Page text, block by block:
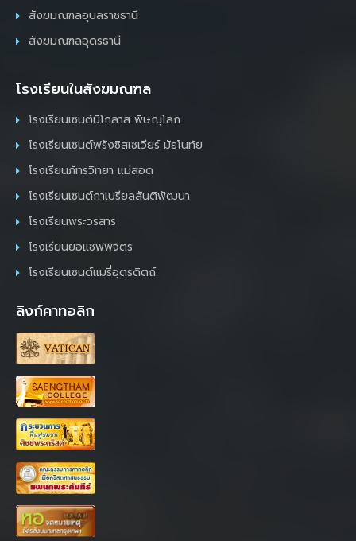
สังฆมณฑลอุบลราชธานี
สังฆมณฑลอุดรธานี
โรงเรียนในสังฆมณฑล
โรงเรียนเซนต์นิโกลาส พิษณุโลก
โรงเรียนเซนต์ฟรังซิสเซเวียร์ มัธโนทัย
โรงเรียนภัทรวิทยา แม่สอด
โรงเรียนเซนต์กาเบรียลสันติพัฒนา
โรงเรียนพระวรสาร
โรงเรียนยอแซฟพิจิตร
โรงเรียนเซนต์แมรี่อุตรดิตถ์
ลิงก์คาทอลิก